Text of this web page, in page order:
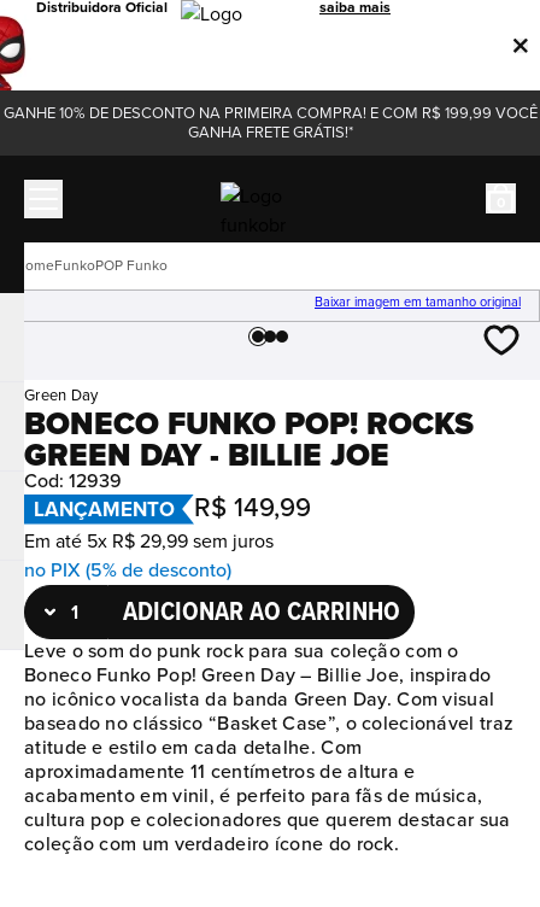
Distribuidora Oficial saiba mais
GANHE 10% DE DESCONTO NA PRIMEIRA COMPRA! E COM R$ 199,99 VOCÊ
GANHA FRETE GRÁTIS!*
FunkoPOP Funko
Baixar imagem em tamanho original
Green Day
BONECO FUNKO POP! ROCKS
GREEN DAY - BILLIE JOE
Cod: 12939
LANÇAMENTO R$ 149,99
Em até 5x R$ 29,99 sem juros
no PIX (5% de desconto)
ADICIONAR AO CARRINHO
Leve o som do punk rock para sua coleção com o
Boneco Funko Pop! Green Day – Billie Joe, inspirado
no icônico vocalista da banda Green Day. Com visual
baseado no clássico “Basket Case”, o colecionável traz
atitude e estilo em cada detalhe. Com
aproximadamente 11 centímetros de altura e
acabamento em vinil, é perfeito para fãs de música,
cultura pop e colecionadores que querem destacar sua
coleção com um verdadeiro ícone do rock.